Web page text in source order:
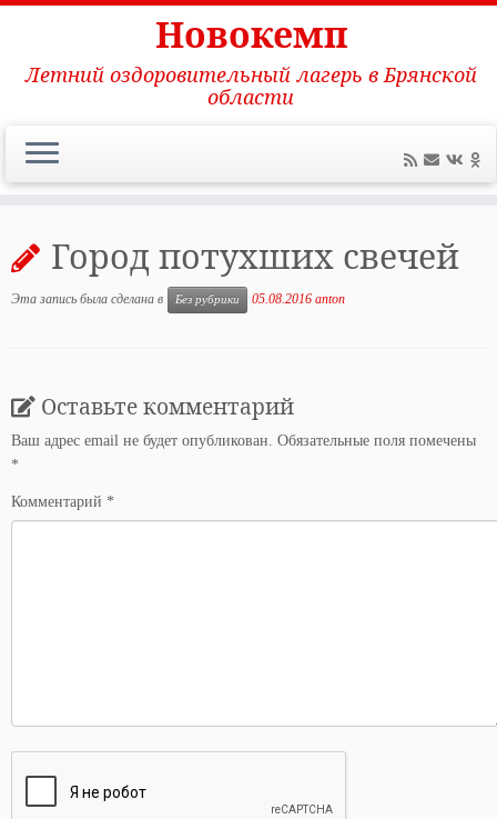
содержимому
Новокемп
Летний оздоровительный лагерь в Брянской
области
Город потухших свечей
Эта запись была сделана в Без рубрики 05.08.2016 anton
Оставьте комментарий
Ваш адрес email не будет опубликован. Обязательные поля помечены
*
Комментарий *